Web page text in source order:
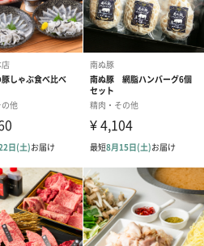
を実現 !
しい歴史は、【ＩＢＥＲＩＣＯ-Ｙ
コ豚水炊きセットをご自宅で贅沢
やお祝いの贈り物にもおすすめで